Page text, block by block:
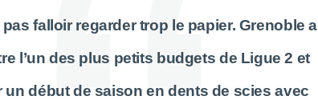
pas falloir regarder trop le papier. Grenoble a
l’un des plus petits budgets de Ligue 2 et
un début de saison en dents de scies avec